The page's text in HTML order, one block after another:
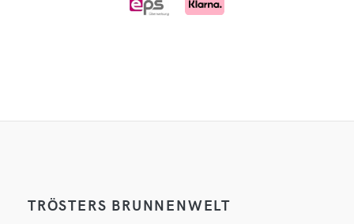
TRÖSTERS BRUNNENWELT